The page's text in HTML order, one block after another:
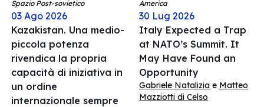
Spazio Post-sovietico
03 Ago 2026
Kazakistan. Una medio-
piccola potenza
rivendica la propria
capacità di iniziativa in
un ordine
internazionale sempre
America
30 Lug 2026
Italy Expected a Trap
at NATO’s Summit. It
May Have Found an
Opportunity
Gabriele Natalizia e Matteo
Mazziotti di Celso